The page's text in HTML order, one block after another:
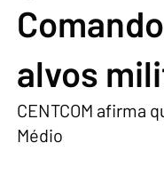
alvos
CENTCOM afirma
Médio